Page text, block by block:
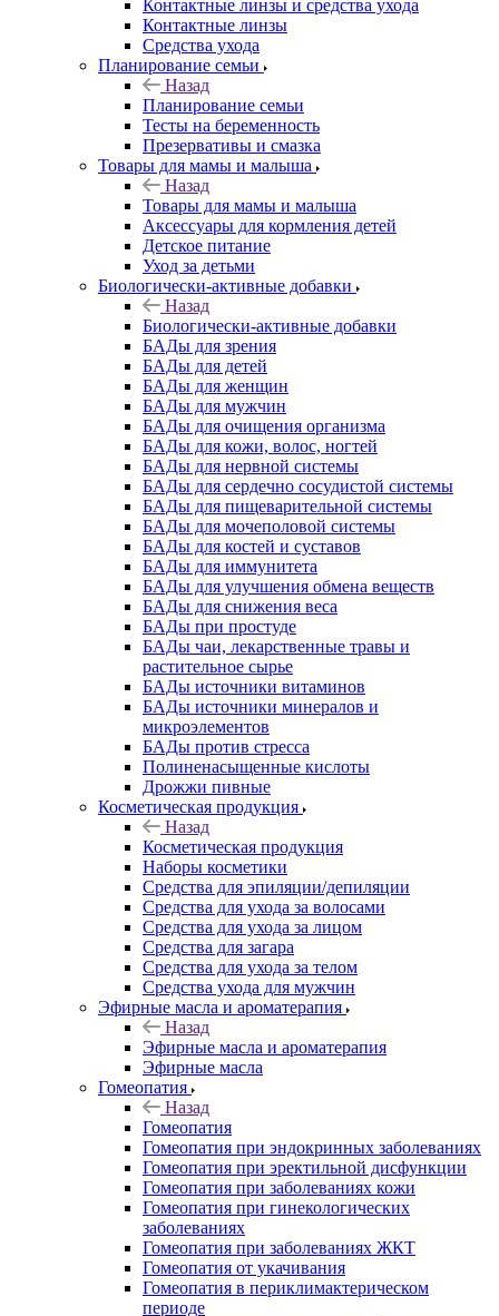
Контактные линзы и средства ухода
Контактные линзы
Средства ухода
Планирование семьи
Назад
Планирование семьи
Тесты на беременность
Презервативы и смазка
Товары для мамы и малыша
Назад
Товары для мамы и малыша
Аксессуары для кормления детей
Детское питание
Уход за детьми
Биологически-активные добавки
Назад
Биологически-активные добавки
БАДы для зрения
БАДы для детей
БАДы для женщин
БАДы для мужчин
БАДы для очищения организма
БАДы для кожи, волос, ногтей
БАДы для нервной системы
БАДы для сердечно сосудистой системы
БАДы для пищеварительной системы
БАДы для мочеполовой системы
БАДы для костей и суставов
БАДы для иммунитета
БАДы для улучшения обмена веществ
БАДы для снижения веса
БАДы при простуде
БАДы чаи, лекарственные травы и
растительное сырье
БАДы источники витаминов
БАДы источники минералов и
микроэлементов
БАДы против стресса
Полиненасыщенные кислоты
Дрожжи пивные
Косметическая продукция
Назад
Косметическая продукция
Наборы косметики
Средства для эпиляции/депиляции
Средства для ухода за волосами
Средства для ухода за лицом
Средства для загара
Средства для ухода за телом
Средства ухода для мужчин
Эфирные масла и ароматерапия
Назад
Эфирные масла и ароматерапия
Эфирные масла
Гомеопатия
Назад
Гомеопатия
Гомеопатия при эндокринных заболеваниях
Гомеопатия при эректильной дисфункции
Гомеопатия при заболеваниях кожи
Гомеопатия при гинекологических
заболеваниях
Гомеопатия при заболеваниях ЖКТ
Гомеопатия от укачивания
Гомеопатия в периклимактерическом
периоде